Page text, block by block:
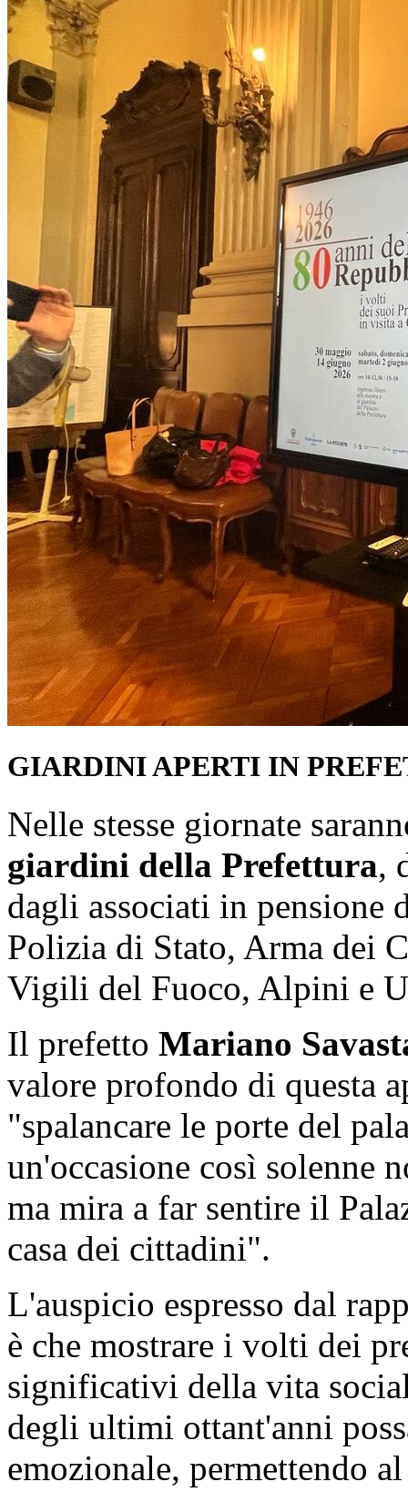
GIARDINI APERTI IN
Nelle stesse giornate
giardini della Prefettura,
dagli associati in pensione
Polizia di Stato, Arma dei
Vigili del Fuoco, Alpini e
Il prefetto Mariano
valore profondo di questa
"spalancare le porte del
un'occasione così solenne
ma mira a far sentire il
casa dei cittadini".
L'auspicio espresso dal
è che mostrare i volti dei
significativi della vita
degli ultimi ottant'anni
emozionale, permettendo